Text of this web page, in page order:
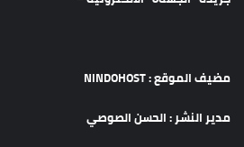
مضيف الموقع : NINDOHOST
مدير النشر : الحسن الصوصي